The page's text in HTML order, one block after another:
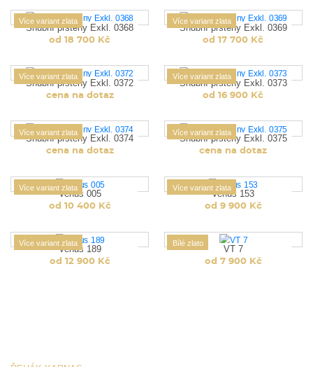
Snubní prsteny Exkl. 0368
od 18 700 Kč
Více variant zlata
Snubní prsteny Exkl. 0369
od 17 700 Kč
Více variant zlata
Snubní prsteny Exkl. 0372
cena na dotaz
Více variant zlata
Snubní prsteny Exkl. 0373
od 16 900 Kč
Více variant zlata
Snubní prsteny Exkl. 0374
cena na dotaz
Více variant zlata
Snubní prsteny Exkl. 0375
cena na dotaz
Více variant zlata
Venus 005
od 10 400 Kč
Více variant zlata
Venus 153
od 9 900 Kč
Více variant zlata
Venus 189
od 12 900 Kč
Více variant zlata
VT 7
od 7 900 Kč
Bílé zlato